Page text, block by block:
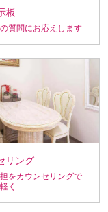
板
質問にお応えします
リング
をカウンセリングで
く